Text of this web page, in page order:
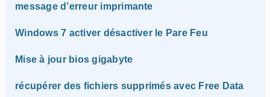
message d’erreur imprimante
Windows 7 activer désactiver le Pare Feu
Mise à jour bios gigabyte
récupérer des fichiers supprimés avec Free Data